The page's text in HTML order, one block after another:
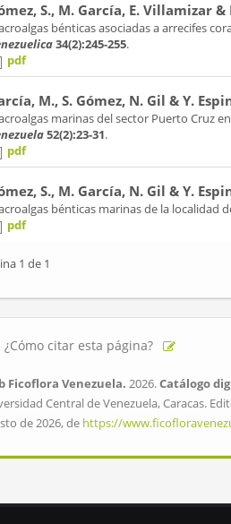
S., M. García, E. Villamizar
bénticas asociadas a arrecifes
34(2):245-255.
pdf
M., S. Gómez, N. Gil & Y.
marinas del sector Puerto Cruz
52(2):23-31.
pdf
S., M. García, N. Gil & Y.
bénticas marinas de la localidad
pdf
1 de 1
¿Cómo citar esta página?
Ficoflora Venezuela. 2026.Catálogo
Central de Venezuela, Caracas.
de 2026, de https://